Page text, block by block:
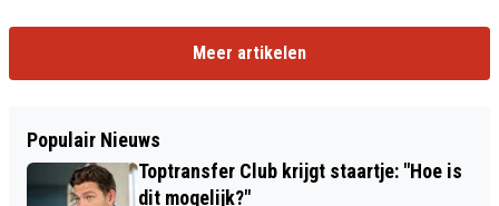
Meer artikelen
Populair Nieuws
Toptransfer Club krijgt staartje: "Hoe is
dit mogelijk?"